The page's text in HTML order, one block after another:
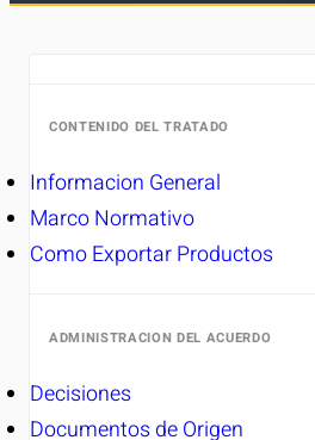
CONTENIDO DEL TRATADO
Informacion General
Marco Normativo
Como Exportar Productos
ADMINISTRACION DEL ACUERDO
Decisiones
Documentos de Origen